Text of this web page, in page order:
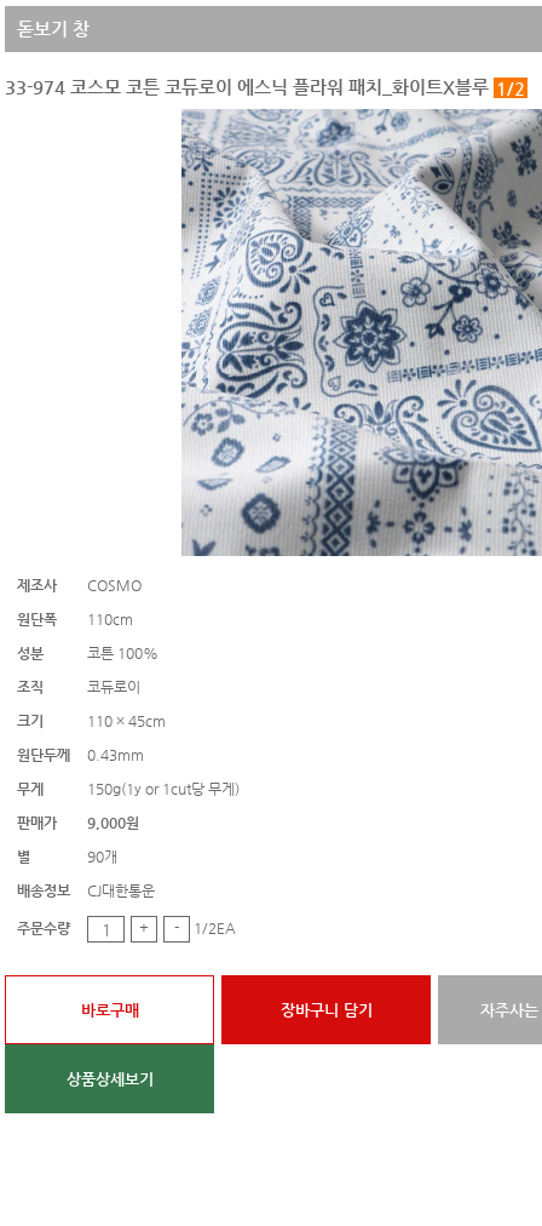
돋보기 창
33-974 코스모 코튼 코듀로이 에스닉 플라워 패치_화이트X블루 1/2
제조사
COSMO
원단폭
110cm
성분
코튼 100%
조직
코듀로이
크기
110 × 45cm
원단두께
0.43mm
무게
150g(1y or 1cut당 무게)
판매가
9,000원
별
90개
배송정보
CJ대한통운
주문수량 + - 1/2EA
바로구매 장바구니 담기 자주사
상품상세보기